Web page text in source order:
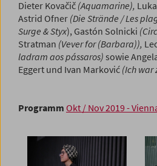
Dieter Kovačič (Aquamarine),
Astrid Ofner (Die Strände / Les
Surge & Styx), Gastón Solnicki
Stratman (Vever for (Barbara)),
ladram aos pássaros) sowie
Eggert und Ivan Marković (Ich war
Programm Okt / Nov 2019 -